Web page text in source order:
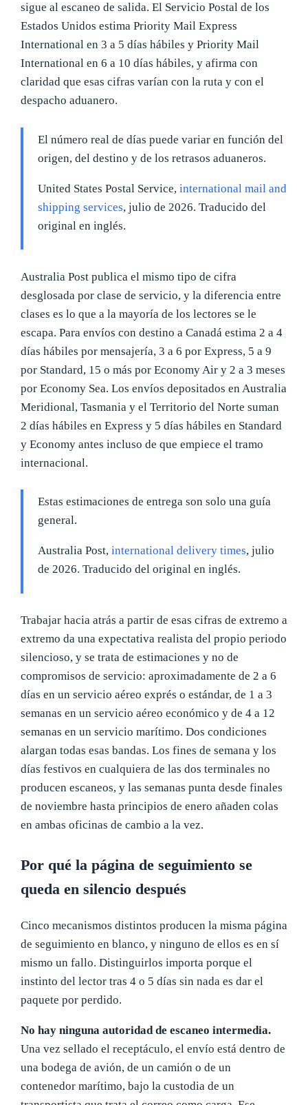
sigue al escaneo de salida. El Servicio Postal de los
Estados Unidos estima Priority Mail Express
International en 3 a 5 días hábiles y Priority Mail
International en 6 a 10 días hábiles, y afirma con
claridad que esas cifras varían con la ruta y con el
despacho aduanero.
El número real de días puede variar en función del
origen, del destino y de los retrasos aduaneros.
United States Postal Service, international mail and
shipping services, julio de 2026. Traducido del
original en inglés.
Australia Post publica el mismo tipo de cifra
desglosada por clase de servicio, y la diferencia entre
clases es lo que a la mayoría de los lectores se le
escapa. Para envíos con destino a Canadá estima 2 a 4
días hábiles por mensajería, 3 a 6 por Express, 5 a 9
por Standard, 15 o más por Economy Air y 2 a 3 meses
por Economy Sea. Los envíos depositados en Australia
Meridional, Tasmania y el Territorio del Norte suman
2 días hábiles en Express y 5 días hábiles en Standard
y Economy antes incluso de que empiece el tramo
internacional.
Estas estimaciones de entrega son solo una guía
general.
Australia Post, international delivery times, julio
de 2026. Traducido del original en inglés.
Trabajar hacia atrás a partir de esas cifras de extremo a
extremo da una expectativa realista del propio periodo
silencioso, y se trata de estimaciones y no de
compromisos de servicio: aproximadamente de 2 a 6
días en un servicio aéreo exprés o estándar, de 1 a 3
semanas en un servicio aéreo económico y de 4 a 12
semanas en un servicio marítimo. Dos condiciones
alargan todas esas bandas. Los fines de semana y los
días festivos en cualquiera de las dos terminales no
producen escaneos, y las semanas punta desde finales
de noviembre hasta principios de enero añaden colas
en ambas oficinas de cambio a la vez.
Por qué la página de seguimiento se
queda en silencio después
Cinco mecanismos distintos producen la misma página
de seguimiento en blanco, y ninguno de ellos es en sí
mismo un fallo. Distinguirlos importa porque el
instinto del lector tras 4 o 5 días sin nada es dar el
paquete por perdido.
No hay ninguna autoridad de escaneo intermedia.
Una vez sellado el receptáculo, el envío está dentro de
una bodega de avión, de un camión o de un
contenedor marítimo, bajo la custodia de un